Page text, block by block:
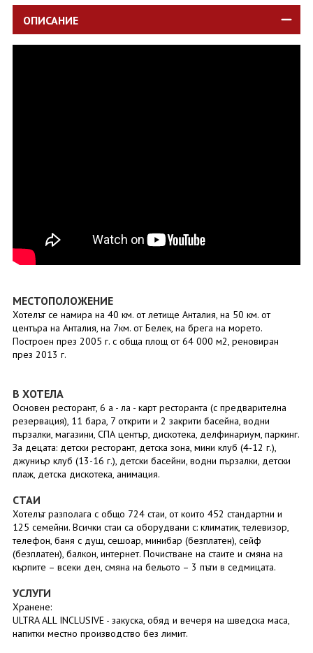
ОПИСАНИЕ
МЕСТОПОЛОЖЕНИЕ
Хотелът се намира на 40 км. от летище Анталия, на 50 км. от
центъра на Анталия, на 7км. от Белек, на брега на морето.
Построен през 2005 г. с обща площ от 64 000 м2, реновиран
през 2013 г.
В ХОТЕЛА
Основен ресторант, 6 а - ла - карт ресторанта (с предварителна
резервация), 11 бара, 7 открити и 2 закрити басейна, водни
пързалки, магазини, СПА център, дискотека, делфинариум, паркинг.
За децата: детски ресторант, детска зона, мини клуб (4-12 г.),
джуниър клуб (13-16 г.), детски басейни, водни пързалки, детски
плаж, детска дискотека, анимация.
СТАИ
Хотелът разполага с общо 724 стаи, от които 452 стандартни и
125 семейни. Всички стаи са оборудвани с: климатик, телевизор,
телефон, баня с душ, сешоар, минибар (безплатен), сейф
(безплатен), балкон, интернет. Почистване на стаите и смяна на
кърпите – всеки ден, смяна на бельото – 3 пъти в седмицата.
УСЛУГИ
Хранене:
ULTRA ALL INCLUSIVE - закуска, обяд и вечеря на шведска маса,
напитки местно производство без лимит.